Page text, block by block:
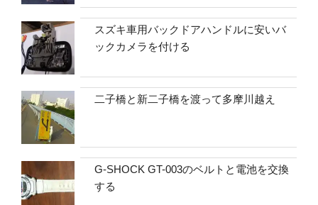
スズキ車用バックドアハンドルに安いバ
ックカメラを付ける
二子橋と新二子橋を渡って多摩川越え
G-SHOCK GT-003のベルトと電池を交換
する